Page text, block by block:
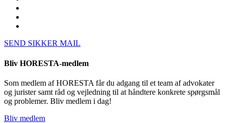
SEND SIKKER MAIL
Bliv HORESTA-medlem
Som medlem af HORESTA får du adgang til et team af advokater
og jurister samt råd og vejledning til at håndtere konkrete spørgsmål
og problemer. Bliv medlem i dag!
Bliv medlem